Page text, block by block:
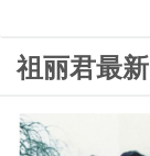
祖丽君最